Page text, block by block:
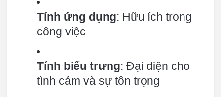
Tính ứng dụng: Hữu ích trong
công việc
Tính biểu trưng: Đại diện cho
tình cảm và sự tôn trọng